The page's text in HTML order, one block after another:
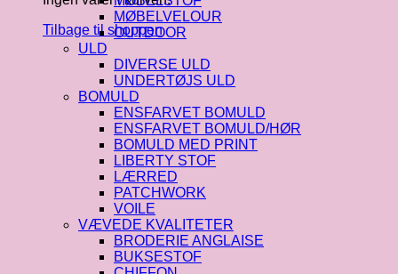
Tilbage til shoppen
MØBELVELOUR
OUTDOOR
ULD
DIVERSE ULD
UNDERTØJS ULD
BOMULD
ENSFARVET BOMULD
ENSFARVET BOMULD/HØR
BOMULD MED PRINT
LIBERTY STOF
LÆRRED
PATCHWORK
VOILE
VÆVEDE KVALITETER
BRODERIE ANGLAISE
BUKSESTOF